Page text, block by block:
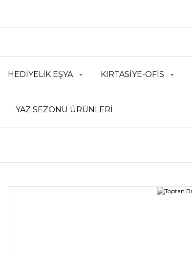
HEDİYELİK EŞYA KIRTASİYE-OFİS
YAZ SEZONU ÜRÜNLERİ